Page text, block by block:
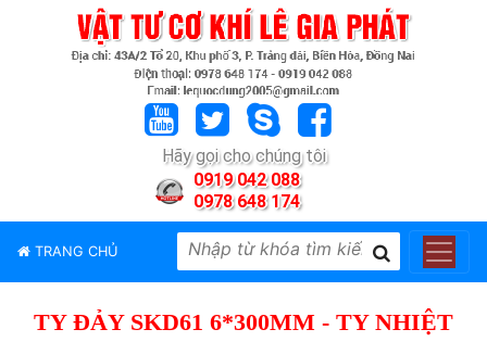
Hãy gọi cho chúng tôi
0919 042 088
0978 648 174
TRANG CHỦ
PHẨM
HIỆU
TINTY ĐẢY SKD61 6*300MM - TY NHIỆT